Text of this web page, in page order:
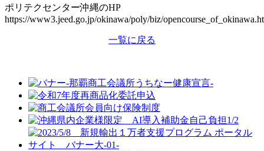
ポリテクセンター沖縄のHP
https://www3.jeed.go.jp/okinawa/poly/biz/
一覧に戻る